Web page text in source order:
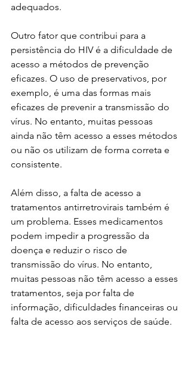
adequados.
Outro fator que contribui para a
persistência do HIV é a dificuldade de
acesso a métodos de prevenção
eficazes. O uso de preservativos, por
exemplo, é uma das formas mais
eficazes de prevenir a transmissão do
vírus. No entanto, muitas pessoas
ainda não têm acesso a esses métodos
ou não os utilizam de forma correta e
consistente.
Além disso, a falta de acesso a
tratamentos antirretrovirais também é
um problema. Esses medicamentos
podem impedir a progressão da
doença e reduzir o risco de
transmissão do vírus. No entanto,
muitas pessoas não têm acesso a esses
tratamentos, seja por falta de
informação, dificuldades financeiras ou
falta de acesso aos serviços de saúde.